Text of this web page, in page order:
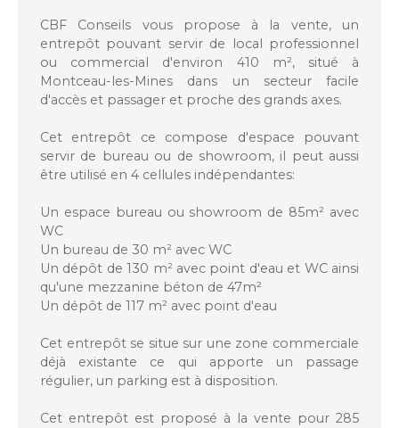
CBF Conseils vous propose à la vente, un
entrepôt pouvant servir de local professionnel
ou commercial d'environ 410 m², situé à
Montceau-les-Mines dans un secteur facile
d'accès et passager et proche des grands axes.
Cet entrepôt ce compose d'espace pouvant
servir de bureau ou de showroom, il peut aussi
être utilisé en 4 cellules indépendantes:
Un espace bureau ou showroom de 85m² avec
WC
Un bureau de 30 m² avec WC
Un dépôt de 130 m² avec point d'eau et WC ainsi
qu'une mezzanine béton de 47m²
Un dépôt de 117 m² avec point d'eau
Cet entrepôt se situe sur une zone commerciale
déjà existante ce qui apporte un passage
régulier, un parking est à disposition.
Cet entrepôt est proposé à la vente pour 285